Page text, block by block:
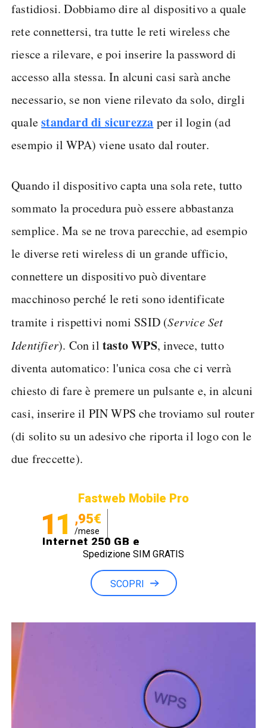
fastidiosi. Dobbiamo dire al dispositivo a quale
rete connettersi, tra tutte le reti wireless che
riesce a rilevare, e poi inserire la password di
accesso alla stessa. In alcuni casi sarà anche
necessario, se non viene rilevato da solo, dirgli
qualestandard di sicurezza per il login (ad
esempio il WPA) viene usato dal router.
Quando il dispositivo capta una sola rete, tutto
sommato la procedura può essere abbastanza
semplice. Ma se ne trova parecchie, ad esempio
le diverse reti wireless di un grande ufficio,
connettere un dispositivo può diventare
macchinoso perché le reti sono identificate
tramite i rispettivi nomi SSID (Service Set
Identifier). Con il tasto WPS, invece, tutto
diventa automatico: l'unica cosa che ci verrà
chiesto di fare è premere un pulsante e, in alcuni
casi, inserire il PIN WPS che troviamo sul router
(di solito su un adesivo che riporta il logo con le
due freccette).
Fastweb Mobile Pro
11 ,95€
/mese
Internet 250 GB e
Minuti illimitati
Spedizione SIM GRATIS
SCOPRI